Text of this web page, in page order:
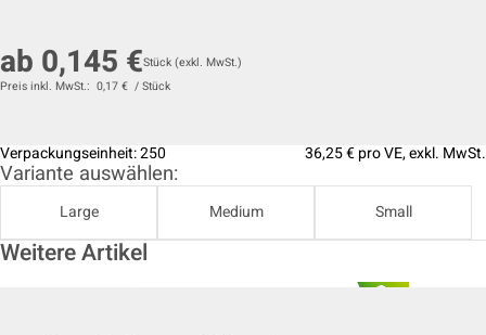
ab 0,145 €Stück (exkl. MwSt.)
Preis inkl. MwSt.: 0,17 € / Stück
Verpackungseinheit:250 36,25 €pro VE, exkl. MwSt.
Variante auswählen:
Large Medium Small
Weitere Artikel